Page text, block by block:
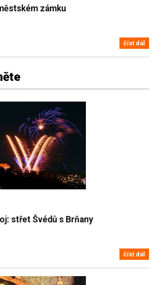
zámku
číst dál
střet Švédů s Brňany
číst dál